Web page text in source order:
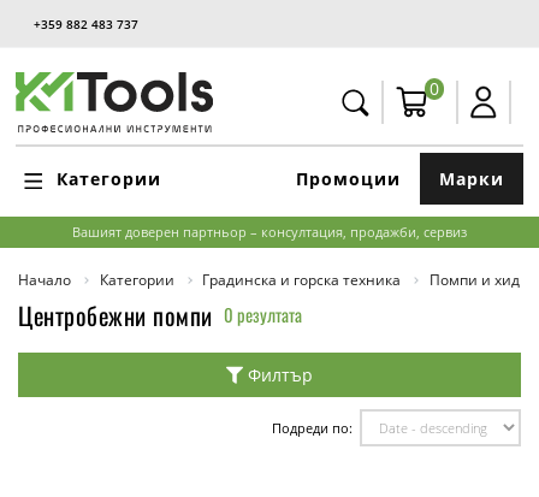
+359 882 483 737
0
Категории Марки
Промоции
Вашият доверен партньор – консултация, продажби, сервиз
Начало Категории Градинска и горска техника Помпи и
Центробежни помпи 0 резултата
Филтър
Подреди по: